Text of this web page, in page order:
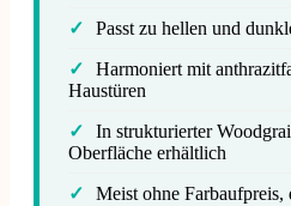
✓
Passt zu hellen und
✓
Harmoniert mit
Haustüren
✓
In strukturierter
Oberfläche erhältlich
✓
Meist ohne Farbaufpreis,